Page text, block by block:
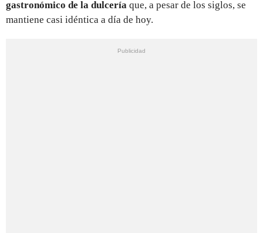
gastronómico de la dulcería que, a pesar de los siglos, se
mantiene casi idéntica a día de hoy.